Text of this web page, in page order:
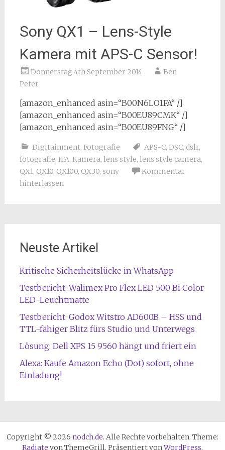
Sony QX1 – Lens-Style
Kamera mit APS-C Sensor!
Donnerstag 4th September 2014
Ben
Peter
[amazon_enhanced asin=“B00N6LO1FA“ /]
[amazon_enhanced asin=“B00EU89CMK“ /]
[amazon_enhanced asin=“B00EU89FNG“ /]
Digitainment, Fotografie APS-C, DSC, dslr,
fotografie, IFA, Kamera, lens style, lens style camera,
QX1, QX10, QX100, QX30, sony
Kommentar
hinterlassen
Neuste Artikel
Kritische Sicherheitslücke in WhatsApp
Testbericht: Walimex Pro Flex LED 500 Bi Color
LED-Leuchtmatte
Testbericht: Godox Witstro AD600B – HSS und
TTL-fähiger Blitz fürs Studio und Unterwegs
Lösung: Dell XPS 15 9560 hängt und friert ein
Alexa: Kaufe Amazon Echo (Dot) sofort, ohne
Einladung!
Copyright © 2026 nodch.de. Alle Rechte vorbehalten. Theme:
Radiate von ThemeGrill. Präsentiert vonWordPress.